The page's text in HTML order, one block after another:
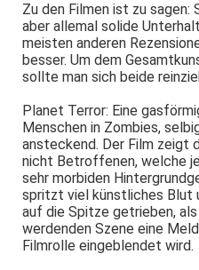
Zu den Filmen ist zu
aber allemal solide
meisten anderen
besser. Um dem
sollte man sich beide
Planet Terror: Eine
Menschen in Zombies,
ansteckend. Der Film zeigt
nicht Betroffenen, welche
sehr morbiden
spritzt viel künstliches Blut
auf die Spitze getrieben,
werdenden Szene eine
Filmrolle eingeblendet wird.